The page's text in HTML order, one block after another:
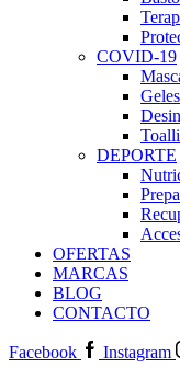
COVID-19
DEPORTE
OFERTAS
MARCAS
BLOG
CONTACTO
Facebook Instagram